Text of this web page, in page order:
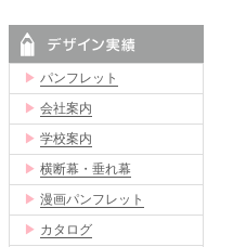
▶ パンフレット
▶ 会社案内
▶ 学校案内
▶ 横断幕・垂れ幕
▶ 漫画パンフレット
▶ カタログ